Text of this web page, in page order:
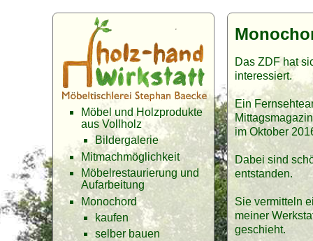
Möbel und Holzprodukte
aus Vollholz
Bildergalerie
Mitmachmöglichkeit
Möbelrestaurierung und
Aufarbeitung
Monochord
kaufen
selber bauen
Das ZDF hat
interessiert.
Ein
im Oktober
Dabei sind
entstanden.
Sie vermitteln
meiner
geschieht.